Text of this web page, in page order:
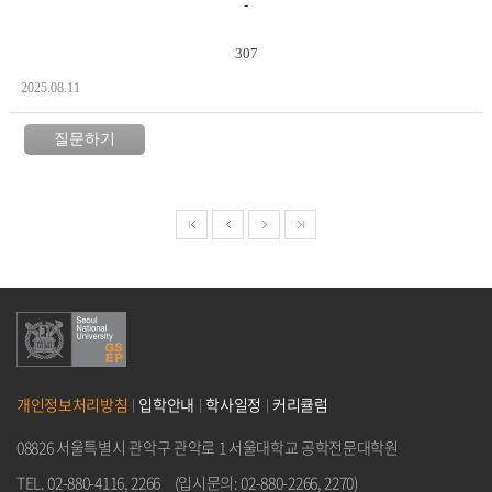
-
307
2025.08.11
질문하기
개인정보처리방침 입학안내 학사일정
커리큘럼
08826 서울특별시 관악구 관악로 1 서울대학교 공학전문대학원
TEL. 02-880-4116, 2266
(입시문의: 02-880-2266, 2270)